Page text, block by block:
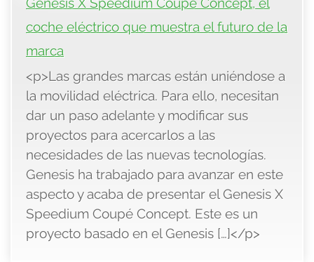
coche eléctrico que muestra el futuro de la
marca
<p>Las grandes marcas están uniéndose a
la movilidad eléctrica. Para ello, necesitan
dar un paso adelante y modificar sus
proyectos para acercarlos a las
necesidades de las nuevas tecnologías.
Genesis ha trabajado para avanzar en este
aspecto y acaba de presentar el Genesis X
Speedium Coupé Concept. Este es un
proyecto basado en el Genesis […]</p>